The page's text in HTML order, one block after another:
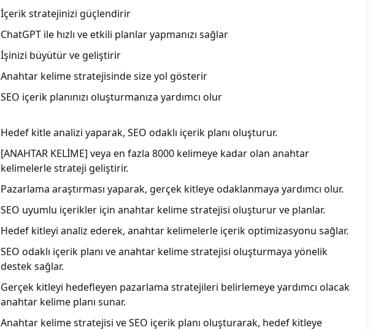
İçerik stratejinizi güçlendirir
ChatGPT ile hızlı ve etkili planlar yapmanızı sağlar
İşinizi büyütür ve geliştirir
Anahtar kelime stratejisinde size yol gösterir
SEO içerik planınızı oluşturmanıza yardımcı olur
Hedef kitle analizi yaparak, SEO odaklı içerik planı oluşturur.
[ANAHTAR KELİME] veya en fazla 8000 kelimeye kadar olan anahtar
kelimelerle strateji geliştirir.
Pazarlama araştırması yaparak, gerçek kitleye odaklanmaya yardımcı olur.
SEO uyumlu içerikler için anahtar kelime stratejisi oluşturur ve planlar.
Hedef kitleyi analiz ederek, anahtar kelimelerle içerik optimizasyonu sağlar.
SEO odaklı içerik planı ve anahtar kelime stratejisi oluşturmaya yönelik
destek sağlar.
Gerçek kitleyi hedefleyen pazarlama stratejileri belirlemeye yardımcı olacak
anahtar kelime planı sunar.
Anahtar kelime stratejisi ve SEO içerik planı oluşturarak, hedef kitleye